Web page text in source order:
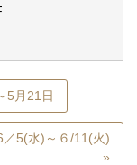
5月21日
5(水)～６/11(火)
»